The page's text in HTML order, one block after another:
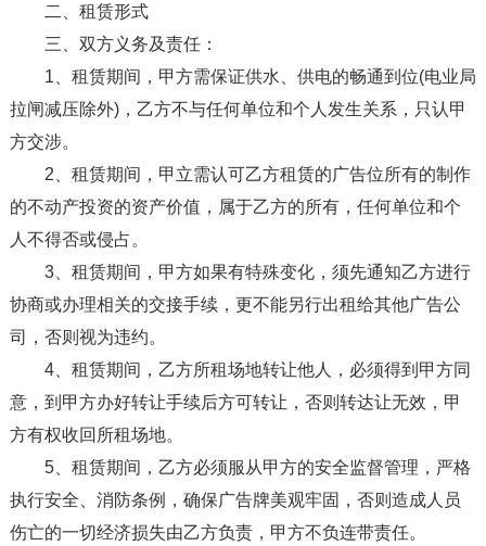
二、租赁形式
三、双方义务及责任：
1、租赁期间，甲方需保证供水、供电的畅通到位(电业局
拉闸减压除外)，乙方不与任何单位和个人发生关系，只认甲
方交涉。
2、租赁期间，甲立需认可乙方租赁的广告位所有的制作
的不动产投资的资产价值，属于乙方的所有，任何单位和个
人不得否或侵占。
3、租赁期间，甲方如果有特殊变化，须先通知乙方进行
协商或办理相关的交接手续，更不能另行出租给其他广告公
司，否则视为违约。
4、租赁期间，乙方所租场地转让他人，必须得到甲方同
意，到甲方办好转让手续后方可转让，否则转达让无效，甲
方有权收回所租场地。
5、租赁期间，乙方必须服从甲方的安全监督管理，严格
执行安全、消防条例，确保广告牌美观牢固，否则造成人员
伤亡的一切经济损失由乙方负责，甲方不负连带责任。